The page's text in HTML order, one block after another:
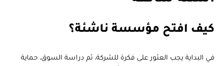
كيف افتح مؤسسة ناشئة؟
في البداية يجب العثور على فكرة للشركة، ثم دراسة السوق، حماية